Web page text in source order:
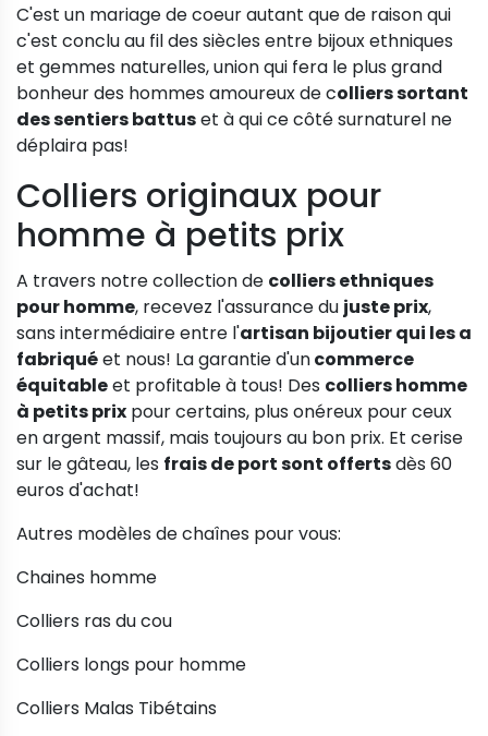
C'est un mariage de coeur autant que de raison qui
c'est conclu au fil des siècles entre bijoux ethniques
et gemmes naturelles, union qui fera le plus grand
bonheur des hommes amoureux de colliers sortant
des sentiers battuset à qui ce côté surnaturel ne
déplaira pas!
Colliers originaux pour
homme à petits prix
A travers notre collection de colliers ethniques
pour homme, recevez l'assurance du juste prix,
sans intermédiaire entre l'artisan bijoutier qui les a
fabriquéet nous! La garantie d'uncommerce
équitableet profitable à tous! Des colliers homme
à petits prix pour certains, plus onéreux pour ceux
en argent massif, mais toujours au bon prix. Et cerise
sur le gâteau, les frais de port sont offertsdès 60
euros d'achat!
Autres modèles de chaînes pour vous:
Chaines homme
Colliers ras du cou
Colliers longs pour homme
Colliers Malas Tibétains